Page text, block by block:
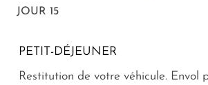
JOUR 15
PETIT-DÉJEUNER
Restitution de votre véhicule. Envol